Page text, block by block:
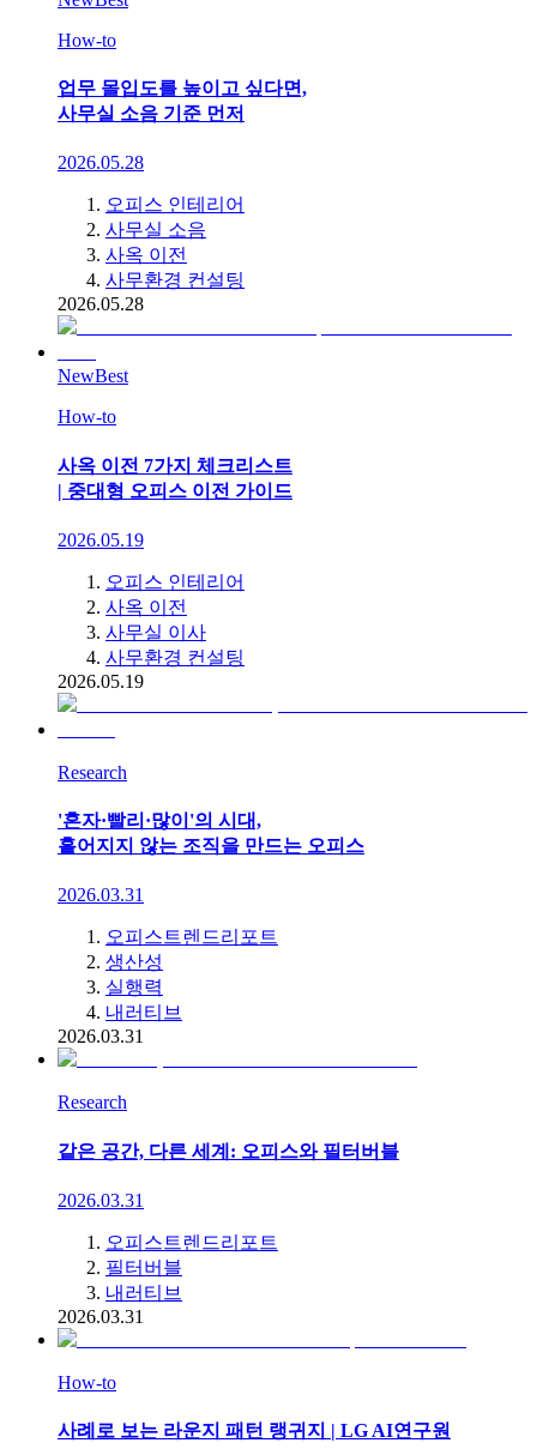
How-to
업무 몰입도를 높이고 싶다면,
사무실 소음 기준 먼저
2026.05.28
오피스 인테리어
사무실 소음
사옥 이전
사무환경 컨설팅
2026.05.28
NewBest
How-to
사옥 이전 7가지 체크리스트
| 중대형 오피스 이전 가이드
2026.05.19
오피스 인테리어
사옥 이전
사무실 이사
사무환경 컨설팅
2026.05.19
Research
'혼자·빨리·많이'의 시대,
흩어지지 않는 조직을 만드는 오피스
2026.03.31
오피스트렌드리포트
생산성
실행력
내러티브
2026.03.31
Research
같은 공간, 다른 세계: 오피스와 필터버블
2026.03.31
오피스트렌드리포트
필터버블
내러티브
2026.03.31
How-to
사례로 보는 라운지 패턴 랭귀지 | LG AI연구원